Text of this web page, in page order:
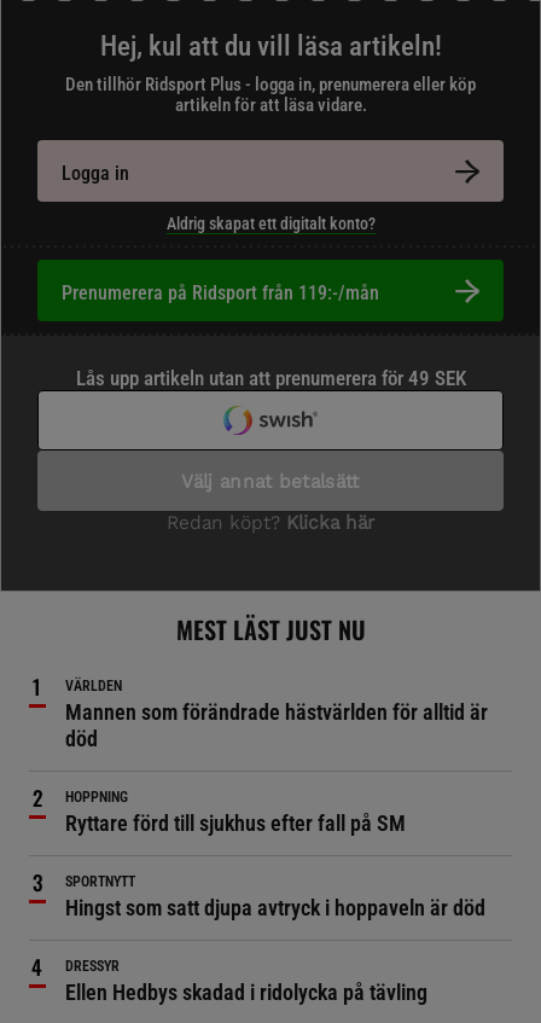
Hej, kul att du vill läsa artikeln!
Den tillhör Ridsport Plus - logga in, prenumerera eller köp
artikeln för att läsa vidare.
Logga in
Aldrig skapat ett digitalt konto?
Prenumerera på Ridsport från 119:-/mån
MEST LÄST JUST NU
VÄRLDEN
Mannen som förändrade hästvärlden för alltid är
död
HOPPNING
Ryttare förd till sjukhus efter fall på SM
SPORTNYTT
Hingst som satt djupa avtryck i hoppaveln är död
DRESSYR
Ellen Hedbys skadad i ridolycka på tävling